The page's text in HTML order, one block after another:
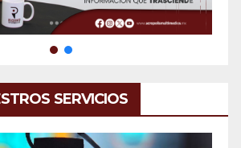
SERVICIOS